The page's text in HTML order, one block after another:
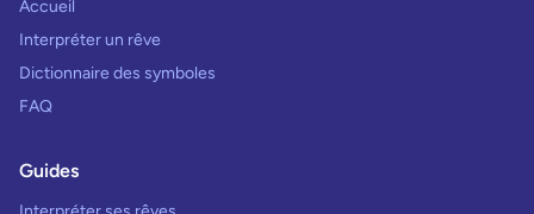
Accueil
Interpréter un rêve
Dictionnaire des symboles
FAQ
Guides